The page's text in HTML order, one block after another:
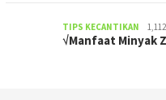
TIPS KECANTIKAN
√Manfaat Minyak